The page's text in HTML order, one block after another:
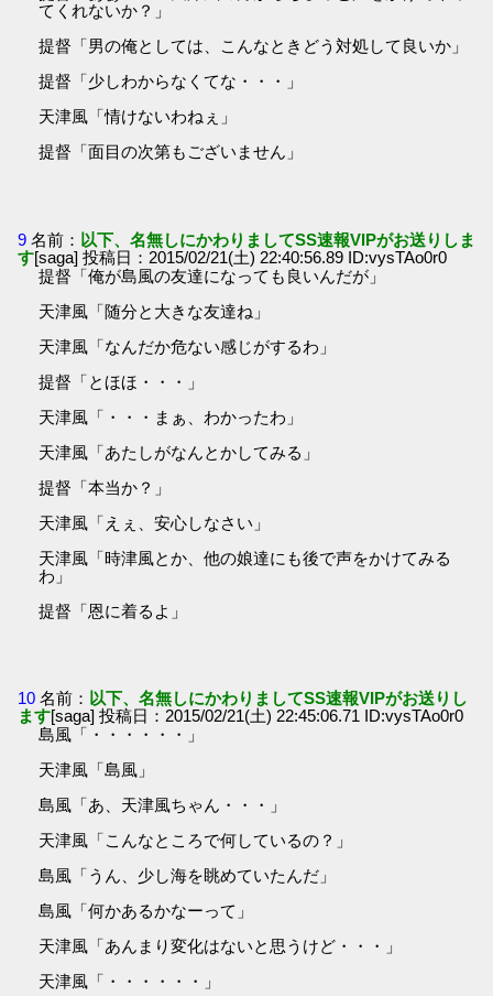
てくれないか？」
提督「男の俺としては、こんなときどう対処して良いか」
提督「少しわからなくてな・・・」
天津風「情けないわねぇ」
提督「面目の次第もございません」
9 名前： 以下、名無しにかわりましてSS速報VIPがお送りしま
す[saga] 投稿日：2015/02/21(土) 22:40:56.89 ID:vysTAo0r0
提督「俺が島風の友達になっても良いんだが」
天津風「随分と大きな友達ね」
天津風「なんだか危ない感じがするわ」
提督「とほほ・・・」
天津風「・・・まぁ、わかったわ」
天津風「あたしがなんとかしてみる」
提督「本当か？」
天津風「えぇ、安心しなさい」
天津風「時津風とか、他の娘達にも後で声をかけてみる
わ」
提督「恩に着るよ」
10 名前： 以下、名無しにかわりましてSS速報VIPがお送りし
ます[saga] 投稿日：2015/02/21(土) 22:45:06.71 ID:vysTAo0r0
島風「・・・・・・」
天津風「島風」
島風「あ、天津風ちゃん・・・」
天津風「こんなところで何しているの？」
島風「うん、少し海を眺めていたんだ」
島風「何かあるかなーって」
天津風「あんまり変化はないと思うけど・・・」
天津風「・・・・・・」